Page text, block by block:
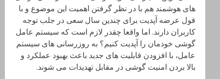
های هوشمند هم با در نظر گرفتن اهمیت این موضوع و با
قول عرضه آپدیت برای چندین سال سعی در جلب توجه
کاربران دارند. اما واقعا چقدر لازم است که سیستم عامل
گوشی خودمان را آپدیت کنیم؟ به روزرسانی های سیستم
عامل، با افزودن قابلیت های جدید باعث بهبود عملکرد و
بالا بردن امنیت گوشی در مقابل تهدیدات می شوند.